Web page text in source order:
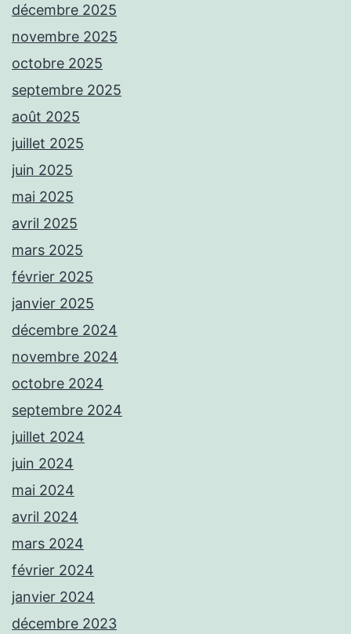
décembre 2025
novembre 2025
octobre 2025
septembre 2025
août 2025
juillet 2025
juin 2025
mai 2025
avril 2025
mars 2025
février 2025
janvier 2025
décembre 2024
novembre 2024
octobre 2024
septembre 2024
juillet 2024
juin 2024
mai 2024
avril 2024
mars 2024
février 2024
janvier 2024
décembre 2023